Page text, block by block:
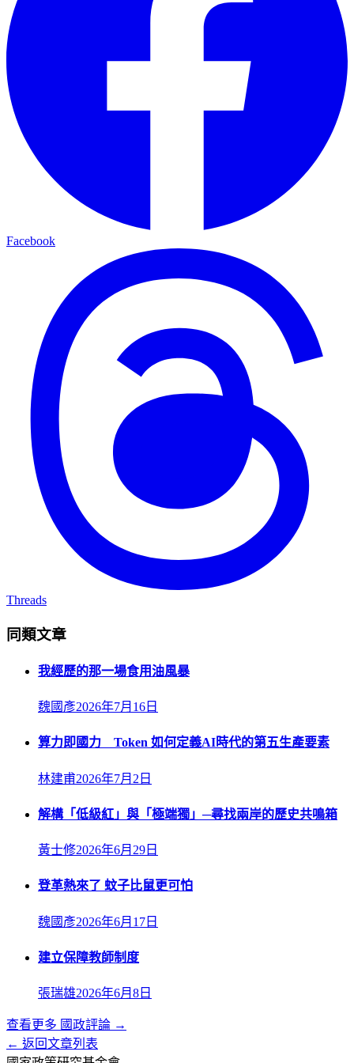
Facebook
Threads
同類文章
我經歷的那一場食用油風暴
魏國彥2026年7月16日
算力即國力 Token 如何定義AI時代的第五生產要素
林建甫2026年7月2日
解構「低級紅」與「極端獨」─尋找兩岸的歷史共鳴箱
黃士修2026年6月29日
登革熱來了 蚊子比鼠更可怕
魏國彥2026年6月17日
建立保障教師制度
張瑞雄2026年6月8日
查看更多 國政評論 →
← 返回文章列表